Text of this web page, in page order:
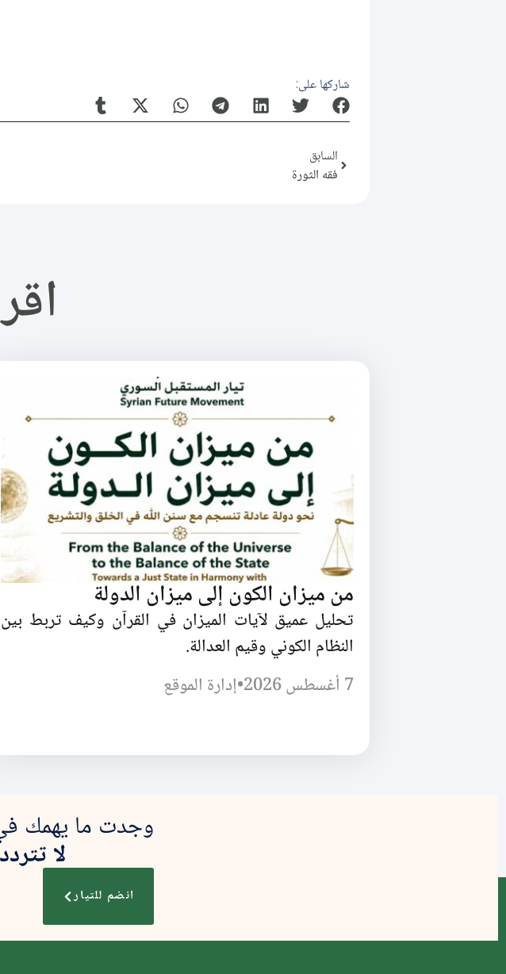
شاركها على:
السابق
فقه الثورة
من ميزان الكون إلى ميزان الدولة
تحليل عميق لآيات الميزان في القرآن وكيف تربط بين
النظام الكوني وقيم العدالة.
7 أغسطس 2026
•إدارة الموقع
وجدت ما يهمك في
لا
انضم للتيار